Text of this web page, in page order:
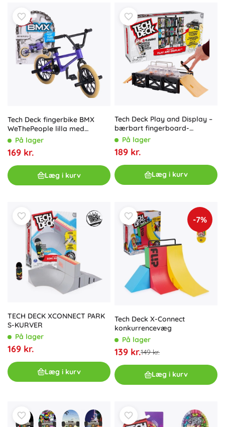
Tech Deck fingerbike BMX
WeThePeople lilla med
klistermærker
På lager
169 kr.
Læg i kurv
Tech Deck Play and Display –
bærbart fingerboard-
skatepark med stander
ELEMENT
På lager
189 kr.
Læg i kurv
TECH DECK XCONNECT PARK
S-KURVER
På lager
169 kr.
Læg i kurv
-7%
Tech Deck X-Connect
konkurrencevæg
På lager
139 kr.149 kr.
Læg i kurv